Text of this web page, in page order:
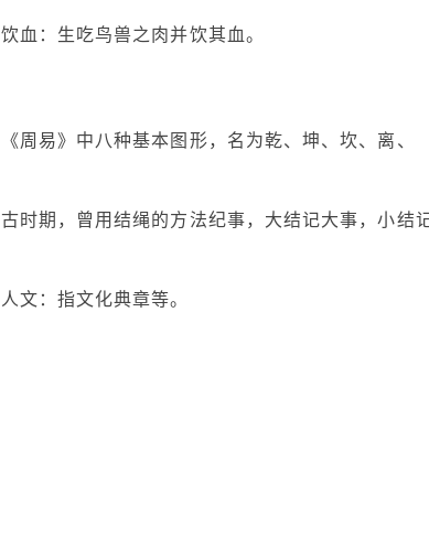
血：生吃鸟兽之肉并饮其血。
易》中八种基本图形，名为乾、坤、坎、离、
时期，曾用结绳的方法纪事，大结记大事，小结
文：指文化典章等。